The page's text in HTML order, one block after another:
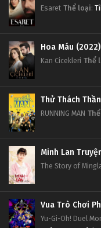
Esaret Thể loại:
Hoa Máu (2022)
Kan Cicekleri Thể
Thử Thách
RUNNING MAN
Minh Lan
The Story of
Yu-Gi-Oh! Duel